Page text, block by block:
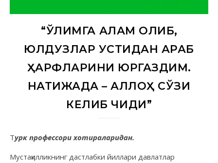
“ҚЎЛИМГА ҚАЛАМ ОЛИБ,
ЮЛДУЗЛАР УСТИДАН АРАБ
ҲАРФЛАРИНИ ЮРГАЗДИМ.
НАТИЖАДА – АЛЛОҲ СЎЗИ
КЕЛИБ ЧИҚДИ”
Турк профессори хотираларидан.
Мустақилликнинг дастлабки йиллари давлатлар